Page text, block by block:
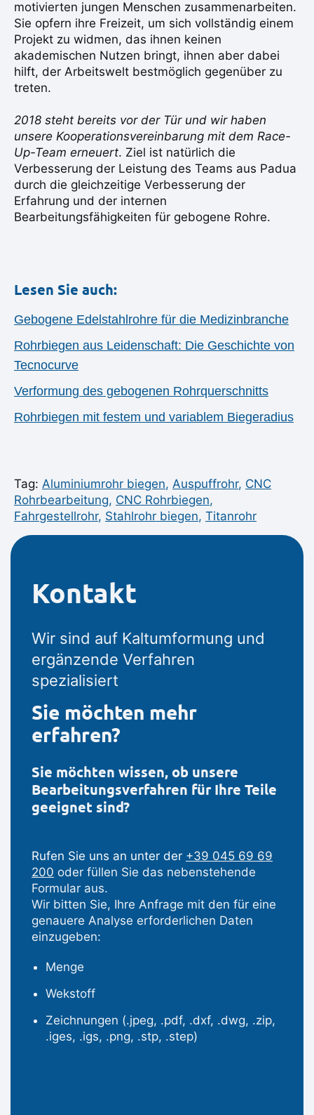
motivierten jungen Menschen zusammenarbeiten.
Sie opfern ihre Freizeit, um sich vollständig einem
Projekt zu widmen, das ihnen keinen
akademischen Nutzen bringt, ihnen aber dabei
hilft, der Arbeitswelt bestmöglich gegenüber zu
treten.
2018 steht bereits vor der Tür und wir haben
unsere Kooperationsvereinbarung mit dem Race-
Up-Team erneuert. Ziel ist natürlich die
Verbesserung der Leistung des Teams aus Padua
durch die gleichzeitige Verbesserung der
Erfahrung und der internen
Bearbeitungsfähigkeiten für gebogene Rohre.
Lesen Sie auch:
Gebogene Edelstahlrohre für die Medizinbranche
Rohrbiegen aus Leidenschaft: Die Geschichte von
Tecnocurve
Verformung des gebogenen Rohrquerschnitts
Rohrbiegen mit festem und variablem Biegeradius
Tag: Aluminiumrohr biegen, Auspuffrohr, CNC
Rohrbearbeitung, CNC Rohrbiegen,
Fahrgestellrohr, Stahlrohr biegen, Titanrohr
Kontakt
Wir sind auf Kaltumformung und
ergänzende Verfahren
spezialisiert
Sie möchten mehr
erfahren?
Sie möchten wissen, ob unsere
Bearbeitungsverfahren für Ihre Teile
geeignet sind?
Rufen Sie uns an unter der +39 045 69 69
200 oder füllen Sie das nebenstehende
Formular aus.
Wir bitten Sie, Ihre Anfrage mit den für eine
genauere Analyse erforderlichen Daten
einzugeben:
Menge
Wekstoff
Zeichnungen (.jpeg, .pdf, .dxf, .dwg, .zip,
.iges, .igs, .png, .stp, .step)